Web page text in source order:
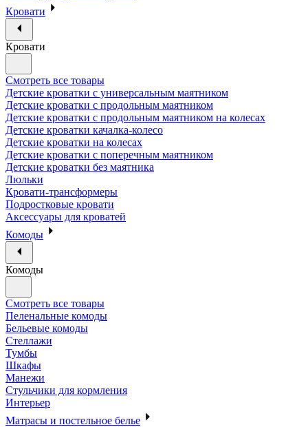
Кровати
Кровати
Смотреть все товары
Детские кроватки с универсальным маятником
Детские кроватки с продольным маятником
Детские кроватки с продольным маятником на колесах
Детские кроватки качалка-колесо
Детские кроватки на колесах
Детские кроватки с поперечным маятником
Детские кроватки без маятника
Люльки
Кровати-трансформеры
Подростковые кровати
Аксессуары для кроватей
Комоды
Комоды
Смотреть все товары
Пеленальные комоды
Бельевые комоды
Стеллажи
Тумбы
Шкафы
Манежи
Стульчики для кормления
Интерьер
Матрасы и постельное белье